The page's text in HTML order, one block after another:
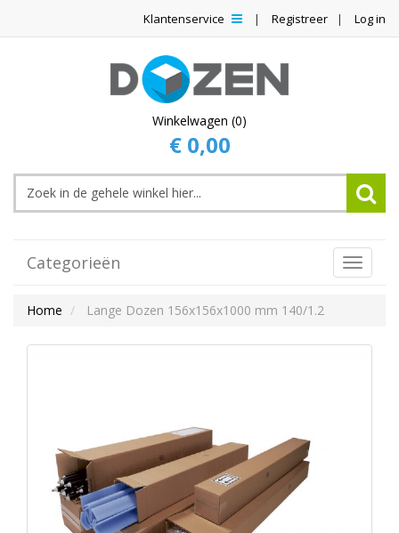
Klantenservice Registreer Log in
Winkelwagen (0)
€ 0,00
Categorieën
Toggle
Home
Lange Dozen 156x156x1000 mm 140/1.2